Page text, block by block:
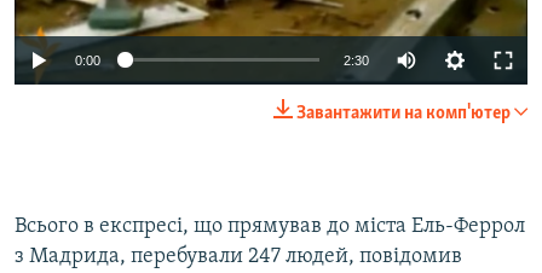
0:00 2:30
Завантажити на комп'ютер
Всього в експресі, що прямував до міста Ель-Феррол
з Мадрида, перебували 247 людей, повідомив